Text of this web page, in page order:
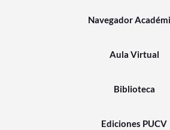
Navegador
Aula Virtual
Biblioteca
Ediciones PUCV